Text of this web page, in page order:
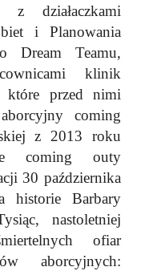
z działaczkami
i Planowania
Dream Teamu,
klinik
które przed nimi
coming
z 2013 roku
coming outy
30 października
historie Barbary
nastoletniej
ofiar
aborcyjnych: